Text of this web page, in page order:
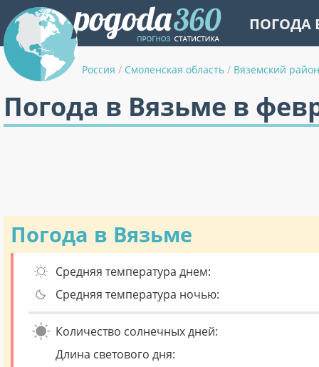
ПОГОДА
Россия / Смоленская область / Вяземский район
Погода в Вязьме в
Погода в Вязьме
Средняя температура днем:
Средняя температура ночью:
Количество солнечных дней:
Длина светового дня: